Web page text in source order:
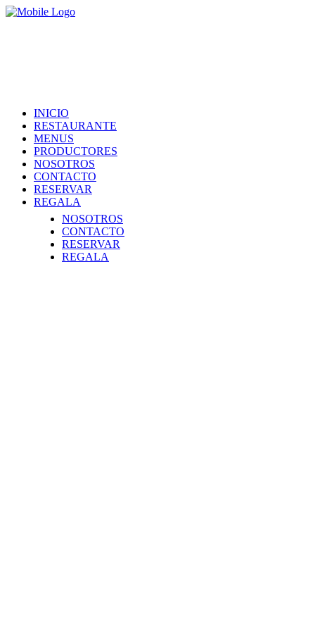
NOSOTROS
CONTACTO
RESERVAR
REGALA
INICIO
RESTAURANTE
MENUS
PRODUCTORES
NOSOTROS
CONTACTO
RESERVAR
REGALA